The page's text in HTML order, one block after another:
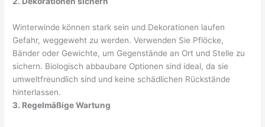
Winterwinde können stark sein und Dekorationen laufen
Gefahr, weggeweht zu werden. Verwenden Sie Pflöcke,
Bänder oder Gewichte, um Gegenstände an Ort und Stelle zu
sichern. Biologisch abbaubare Optionen sind ideal, da sie
umweltfreundlich sind und keine schädlichen Rückstände
hinterlassen.
3. Regelmäßige Wartung